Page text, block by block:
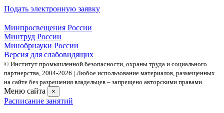
Подать электронную заявку
Минпросвещения России
Минтруд России
Минобрнауки России
Версия для слабовидящих
© Институт промышленной безопасности, охраны труда и социального
партнерства, 2004- 2026 | Любое использование материалов, размещенных
на сайте без разрешения владельцев – запрещено авторскими правами.
Меню сайта ×
Расписание занятий